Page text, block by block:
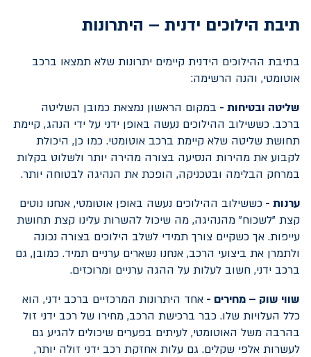
תיבת הילוכים ידנית – היתרונות
בתיבת ההילוכים הידנית קיימים יתרונות שלא תמצאו ברכב
אוטומטי, והנה הרשימה:
שליטה ובטיחות - במקום הראשון נמצאת כמובן השליטה
ברכב. כששילוב ההילוכים נעשה באופן ידני על ידי הנהג, קיימת
תחושת שליטה שלא קיימת ברכב אוטומטי. כמו כן, היכולת
לקבוע את מהירות הנסיעה בצורה מהירה יותר ולשלוט בקלות
במרחק הבלימה ובטכניקה, הופכת את הנהיגה לבטוחה יותר.
ערנות - כששילוב ההילוכים נעשה באופן אוטומטי, אנחנו נוטים
קצת "לשכוח" מהנהיגה, מה שיכול להשרות עלינו קצת תחושת
עייפות. אך כשקיים צורך תמידי לשלב הילוכים בצורה נכונה
ולתמרן את ביצועי הרכב, אנחנו נשארים ערניים תמיד. כמובן, גם
ברכב ידני, חשוב לעלות על ההגה ערניים ומרוכזים.
שווי שוק – מחירים - אחד היתרונות המרכזיים ברכב ידני, הוא
כלל העלויות שלו. כבר ברכישת הרכב, מחירו של רכב ידני זול
בהרבה משל האוטומטי, לעיתים בפערים שיכולים להגיע גם
לעשרות אלפי שקלים. גם עלות אחזקת רכב ידני זולה יותר,